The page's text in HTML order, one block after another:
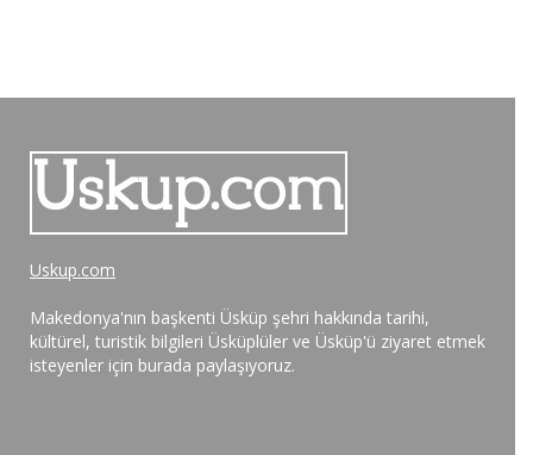
Uskup.com
Makedonya'nın başkenti Üsküp şehri hakkında tarihi,
kültürel, turistik bilgileri Üsküplüler ve Üsküp'ü ziyaret etmek
isteyenler için burada paylaşıyoruz.